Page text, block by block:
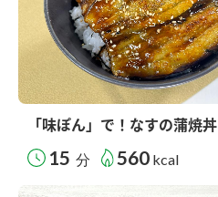
「味ぽん」で！なすの蒲焼丼
15 分 560 kcal